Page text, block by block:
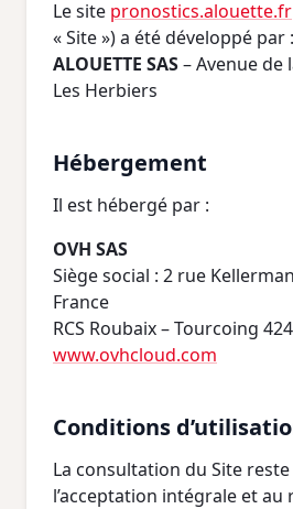
Le site pronostics.alouette.fr
« Site ») a été développé par :
ALOUETTE SAS– Avenue de
Les Herbiers
Hébergement
Il est hébergé par :
OVH SAS
Siège social : 2 rue
France
RCS Roubaix – Tourcoing
www.ovhcloud.com
Conditions
La consultation du Site
l’acceptation intégrale et au